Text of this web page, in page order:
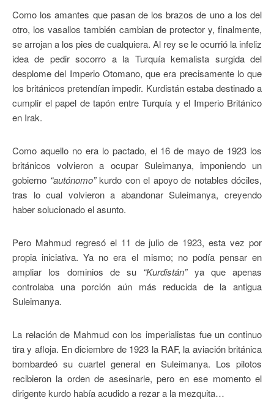
Como los amantes que pasan de los brazos de uno a los del
otro, los vasallos también cambian de protector y, finalmente,
se arrojan a los pies de cualquiera. Al rey se le ocurrió la infeliz
idea de pedir socorro a la Turquía kemalista surgida del
desplome del Imperio Otomano, que era precisamente lo que
los británicos pretendían impedir. Kurdistán estaba destinado a
cumplir el papel de tapón entre Turquía y el Imperio Británico
en Irak.
Como aquello no era lo pactado, el 16 de mayo de 1923 los
británicos volvieron a ocupar Suleimanya, imponiendo un
gobierno “autónomo”kurdo con el apoyo de notables dóciles,
tras lo cual volvieron a abandonar Suleimanya, creyendo
haber solucionado el asunto.
Pero Mahmud regresó el 11 de julio de 1923, esta vez por
propia iniciativa. Ya no era el mismo; no podía pensar en
ampliar los dominios de su “Kurdistán”ya que apenas
controlaba una porción aún más reducida de la antigua
Suleimanya.
La relación de Mahmud con los imperialistas fue un continuo
tira y afloja. En diciembre de 1923 la RAF, la aviación británica
bombardeó su cuartel general en Suleimanya. Los pilotos
recibieron la orden de asesinarle, pero en ese momento el
dirigente kurdo había acudido a rezar a la mezquita…